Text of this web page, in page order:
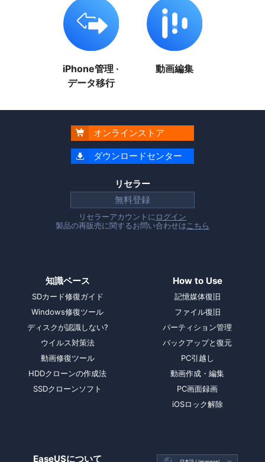
iPhone管理 ·
データ移行
動画編集
 オンラインストア
 ダウンロードセンター
リセラー
無料登録
リセラーアカウントに ログイン
製品の再販売に関するお問い合わせは こちら
知識ベース
SDカード修復ガイド
Windows修復ツール
ディスクが認識しない?
ウイルス対策法
動画修復ツール
HDDクローンの作成法
SSDクローンソフト
How to Use
記憶媒体復旧
ファイル復旧
パーティション管理
バックアップと復元
PC引越し
動画作成・編集
PC画面録画
iOSロック解除
EaseUSについて